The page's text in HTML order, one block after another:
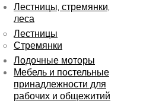
Лестницы, стремянки,
леса
Лестницы
Стремянки
Лодочные моторы
Мебель и постельные
принадлежности для
рабочих и общежитий